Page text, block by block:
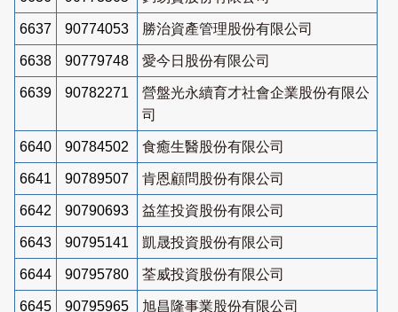
6637 90774053 勝治資產管理股份有限公司
6638 90779748 愛今日股份有限公司
6639 90782271
營盤光永續育才社會企業股份有限公
司
6640 90784502 食癒生醫股份有限公司
6641 90789507 肯恩顧問股份有限公司
6642 90790693 益笙投資股份有限公司
6643 90795141 凱晟投資股份有限公司
6644 90795780 荃威投資股份有限公司
6645 90795965 旭昌隆事業股份有限公司